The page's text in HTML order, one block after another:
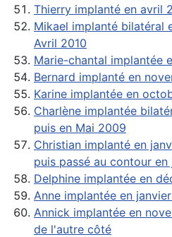
Thierry implanté en avril
Mikael implanté bilatéral
Avril 2010
Marie-chantal implantée
Bernard implanté en
Karine implantée en
Charlène implantée
puis en Mai 2009
Christian implanté en
puis passé au contour
Delphine implantée en
Anne implantée en
Annick implantée en
de l'autre côté